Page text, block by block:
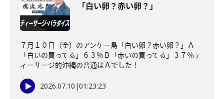
「白い卵？赤い卵？」
７月１０日（金）のアンケー島「白い卵？赤い卵？」Ａ
「白いの買ってる」６３％Ｂ「赤いの買ってる」３７％テ
ィーサージ的沖縄の普通はＡでした！
2026.07.10 |01:23:23